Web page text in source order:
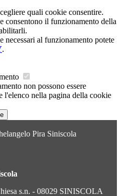
quali cookie consentire.
consentono il funzionamento della
necessari al funzionamento potete
.
non possono essere
l'elenco nella pagina della cookie
Pira Siniscola
s.n. - 08029 SINISCOLA